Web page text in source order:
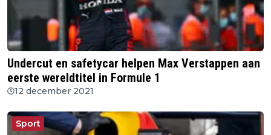
Undercut en safetycar helpen Max Verstappen aan
eerste wereldtitel in Formule 1
12 december 2021
Sport